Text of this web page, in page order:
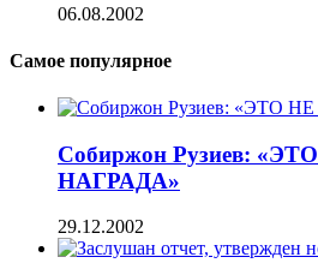
06.08.2002
Самое популярное
Собиржон Рузиев:
НАГРАДА»
29.12.2002